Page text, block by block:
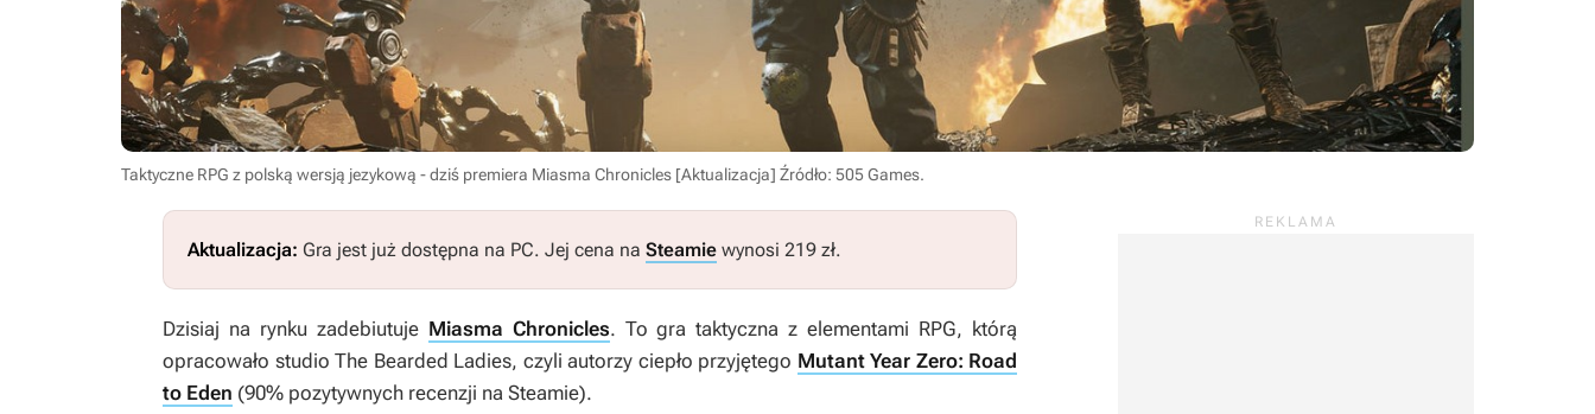
Taktyczne RPG z polską wersją jezykową - dziś premiera Miasma Chronicles [Aktualizacja] Źródło: 505 Games.
Aktualizacja: Gra jest już dostępna na PC. Jej cena na Steamie wynosi 219 zł.
Dzisiaj na rynku zadebiutuje Miasma Chronicles. To gra taktyczna z elementami RPG, którą
opracowało studio The Bearded Ladies, czyli autorzy ciepło przyjętego Mutant Year Zero: Road
to Eden (90% pozytywnych recenzji na Steamie).